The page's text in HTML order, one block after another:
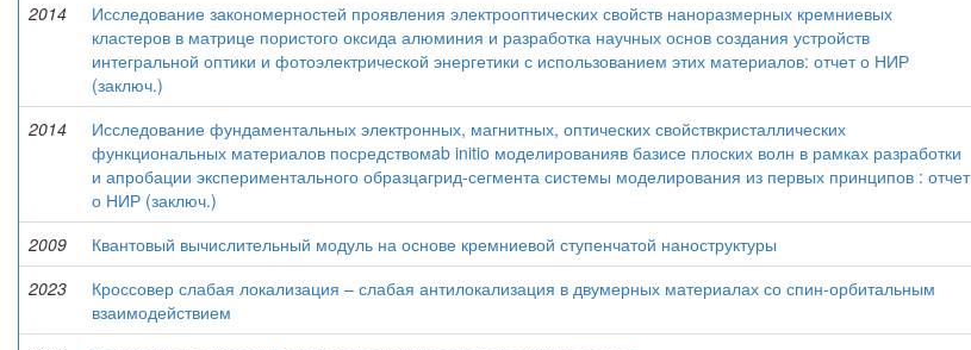
2014
Исследование закономерностей проявления электрооптических свойств наноразмерных кремниевых
кластеров в матрице пористого оксида алюминия и разработка научных основ создания устройств
интегральной оптики и фотоэлектрической энергетики с использованием этих материалов: отчет о НИР
(заключ.)
2014
Исследование фундаментальных электронных, магнитных, оптических свойствкристаллических
функциональных материалов посредствомab initio моделированияв базисе плоских волн в рамках разработки
и апробации экспериментального образцагрид-сегмента системы моделирования из первых принципов : отчет
о НИР (заключ.)
2009 Квантовый вычислительный модуль на основе кремниевой ступенчатой наноструктуры
2023
Кроссовер слабая локализация – слабая антилокализация в двумерных материалах со спин-орбитальным
взаимодействием